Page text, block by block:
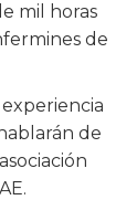
mil horas
de
de